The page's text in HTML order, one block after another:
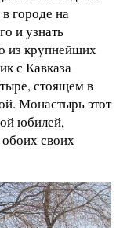
городе на
и узнать
из крупнейших
с Кавказа
стоящем в
Монастырь этот
юбилей,
своих